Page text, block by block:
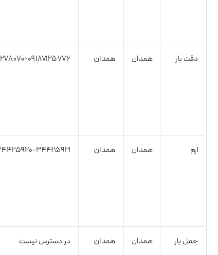
دقت بار همدان همدان ۳۴۲۷۸۰۷۰-
ارم همدان همدان ۳۴۴۲۵۹۲۰-۳۴۴۲۵۹۲۱ -
حمل بار
همدان همدان در دسترس نیست